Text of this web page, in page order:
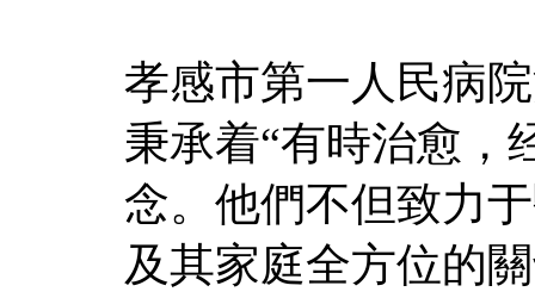
孝感市第一人民病
秉承着“有時治愈，
念。他們不但致力
及其家庭全方位的